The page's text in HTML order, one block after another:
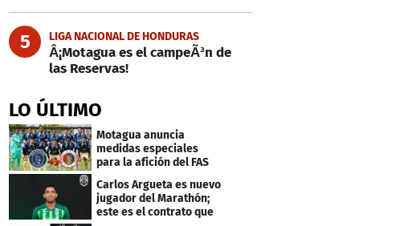
5 LIGA NACIONAL DE HONDURAS
Â¡Motagua es el campeÃ³n de
las Reservas!
LO ÚLTIMO
Motagua anuncia
medidas especiales
para la afición del FAS
de El Salvador
Carlos Argueta es nuevo
jugador del Marathón;
este es el contrato que